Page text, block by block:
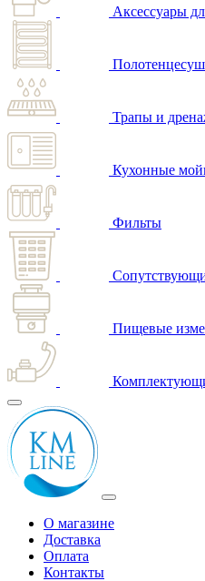
Аксессуары
Трапы и
Кухонные
Фильты
Пищевые
О магазине
Доставка
Оплата
Контакты